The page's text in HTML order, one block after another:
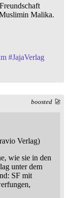
Malika.
#JajaVerlag
boosted 🚀
Verlag)
wie sie in den
unter dem
SF mit